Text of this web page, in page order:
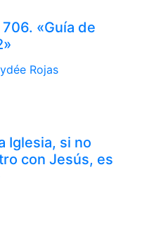
«Guía de
Rojas
Iglesia, si no
con Jesús, es